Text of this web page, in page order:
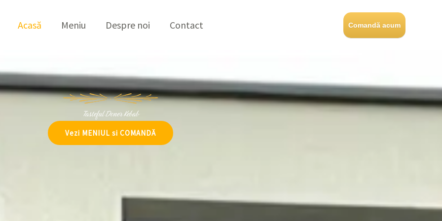
Acasă Meniu Despre noi Contact Comandă acum
Tasteful Doner Kebab
Vezi MENIUL si COMANDĂ